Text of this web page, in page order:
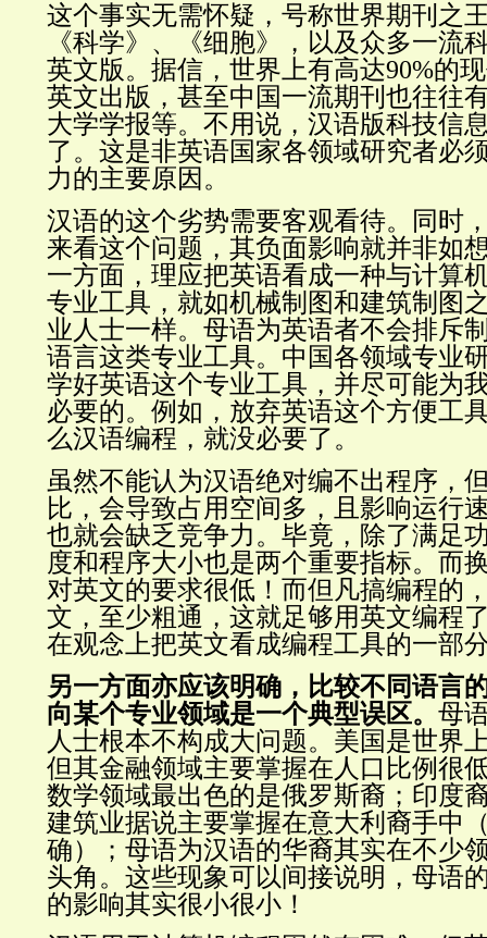
这个事实无需怀疑，号称世界期刊之
《科学》、《细胞》，以及众多一流
英文版。据信，世界上有高达90%的
英文出版，甚至中国一流期刊也往往
大学学报等。不用说，汉语版科技信
了。这是非英语国家各领域研究者必
力的主要原因。
汉语的这个劣势需要客观看待。同时
来看这个问题，其负面影响就并非如
一方面，理应把英语看成一种与计算
专业工具，就如机械制图和建筑制图
业人士一样。母语为英语者不会排斥
语言这类专业工具。中国各领域专业
学好英语这个专业工具，并尽可能为
必要的。例如，放弃英语这个方便工
么汉语编程，就没必要了。
虽然不能认为汉语绝对编不出程序，
比，会导致占用空间多，且影响运行
也就会缺乏竞争力。毕竟，除了满足
度和程序大小也是两个重要指标。而
对英文的要求很低！而但凡搞编程的
文，至少粗通，这就足够用英文编程
在观念上把英文看成编程工具的一部
另一方面亦应该明确，比较不同语言
向某个专业领域是一个典型误区。 母
人士根本不构成大问题。美国是世界
但其金融领域主要掌握在人口比例很
数学领域最出色的是俄罗斯裔；印度
建筑业据说主要掌握在意大利裔手中
确）；母语为汉语的华裔其实在不少
头角。这些现象可以间接说明，母语
的影响其实很小很小！